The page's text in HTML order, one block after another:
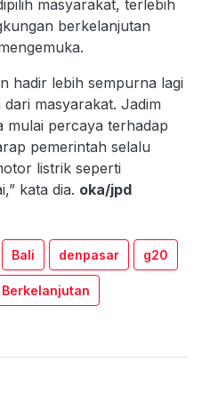
masyarakat, terlebih
berkelanjutan
hadir lebih sempurna lagi
masyarakat. Jadim
mulai percaya terhadap
pemerintah selalu
listrik seperti
kata dia. oka/jpd
Bali denpasar g20